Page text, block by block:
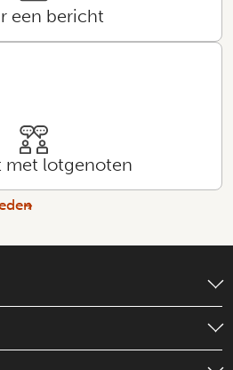
een bericht
met lotgenoten